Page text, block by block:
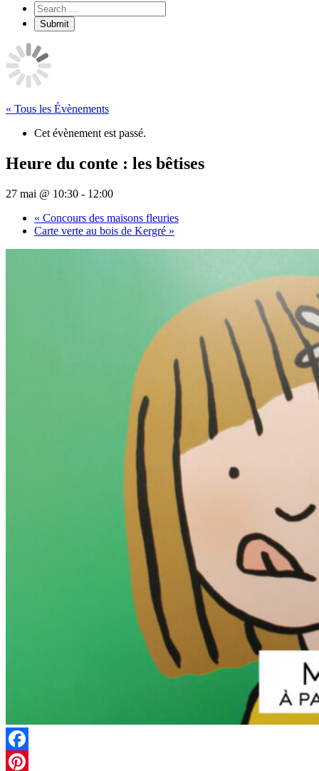
« Tous les Évènements
Cet évènement est passé.
Heure du conte : les bêtises
27 mai @ 10:30 - 12:00
« Concours des maisons fleuries
Carte verte au bois de Kergré »
Facebook